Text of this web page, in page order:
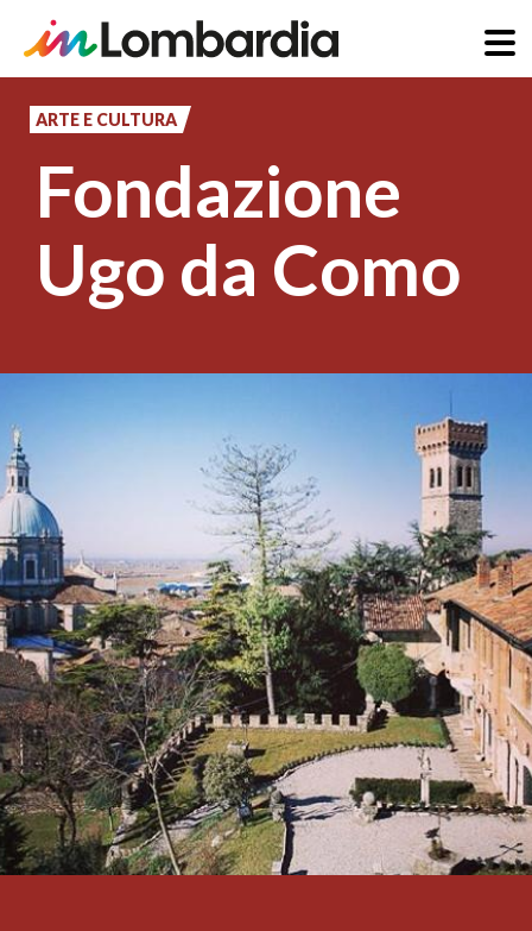
principale
ARTE E CULTURA
Fondazione
Ugo da Como